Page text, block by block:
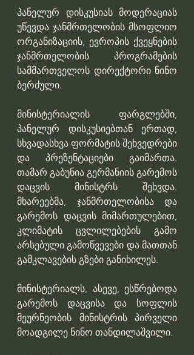
პანელურ დისკუსიას მოდერაციას
უწევდა ჯანმრთელობის მსოფლიო
ორგანიზაციის, ევროპის ქვეყნების
ჯანმრთელობის პროგრამების
სამმართველოს დირექტორი ნინო
ბერძული.
მინისტერიალის ფარგლებში,
პანელურ დისკუსიებთან ერთად,
სხვადასხვა ფორმატის შეხვედრები
და პრეზენტაციები გაიმართა.
თამარ გაბუნია გერმანიის გარემოს
დაცვის მინისტრს შეხვდა.
მხარეებმა, ჯანმრთელობისა და
გარემოს დაცვის მიმართულებით,
კლიმატის ცვლილებების გამო
არსებული გამოწვევები და მათთან
გამკლავების გზები განიხილეს.
მინისტერიალს, ასევე, ესწრებოდა
გარემოს დაცვისა და სოფლის
მეურნეობის მინისტრის პირველი